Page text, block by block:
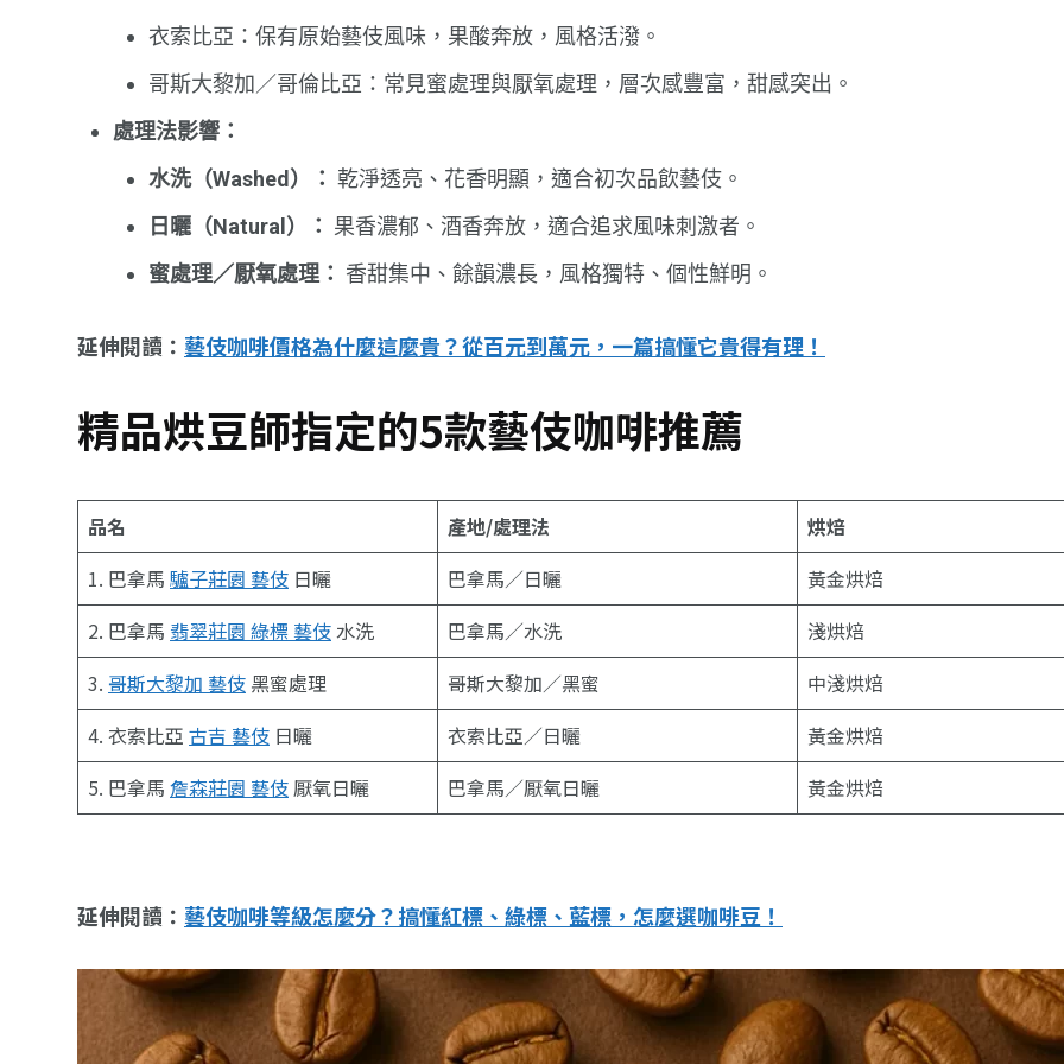
衣索比亞：保有原始藝伎風味，果酸奔放，風格活潑。
哥斯大黎加／哥倫比亞：常見蜜處理與厭氧處理，層次感豐富，甜感突出。
處理法影響：
水洗（Washed）： 乾淨透亮、花香明顯，適合初次品飲藝伎。
日曬（Natural）： 果香濃郁、酒香奔放，適合追求風味刺激者。
蜜處理／厭氧處理： 香甜集中、餘韻濃長，風格獨特、個性鮮明。
延伸閱讀： 藝伎咖啡價格為什麼這麼貴？從百元到萬元，一篇搞懂它貴得有理！
精品烘豆師指定的5款藝伎咖啡推薦
品名 產地/處理法
烘焙
1. 巴拿馬 驢子莊園 藝伎 日曬 巴拿馬／日曬
黃金烘焙
2. 巴拿馬 翡翠莊園 綠標 藝伎水洗 巴拿馬／水洗
淺烘焙
3. 哥斯大黎加 藝伎 黑蜜處理 哥斯大黎加／黑蜜
中淺烘焙
4. 衣索比亞 古吉 藝伎 日曬 衣索比亞／日曬
黃金烘焙
5. 巴拿馬 詹森莊園 藝伎 厭氧日曬 巴拿馬／厭氧日曬 黃金烘焙
延伸閱讀： 藝伎咖啡等級怎麼分？搞懂紅標、綠標、藍標，怎麼選咖啡豆！